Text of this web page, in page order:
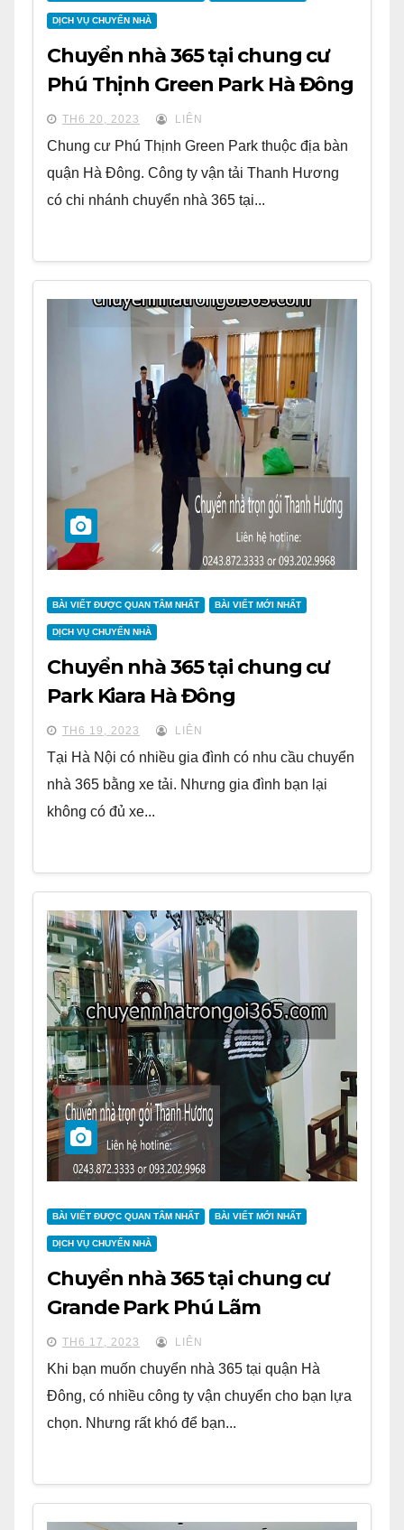
DỊCH VỤ CHUYỂN NHÀ
Chuyển nhà 365 tại chung cư
Phú Thịnh Green Park Hà Đông
TH6 20, 2023 LIÊN
Chung cư Phú Thịnh Green Park thuộc địa bàn
quận Hà Đông. Công ty vận tải Thanh Hương
có chi nhánh chuyển nhà 365 tại...
BÀI VIẾT ĐƯỢC QUAN TÂM NHẤT BÀI VIẾT MỚI NHẤT
DỊCH VỤ CHUYỂN NHÀ
Chuyển nhà 365 tại chung cư
Park Kiara Hà Đông
TH6 19, 2023 LIÊN
Tại Hà Nội có nhiều gia đình có nhu cầu chuyển
nhà 365 bằng xe tải. Nhưng gia đình bạn lại
không có đủ xe...
BÀI VIẾT ĐƯỢC QUAN TÂM NHẤT BÀI VIẾT MỚI NHẤT
DỊCH VỤ CHUYỂN NHÀ
Chuyển nhà 365 tại chung cư
Grande Park Phú Lãm
TH6 17, 2023 LIÊN
Khi bạn muốn chuyển nhà 365 tại quận Hà
Đông, có nhiều công ty vận chuyển cho bạn lựa
chọn. Nhưng rất khó để bạn...